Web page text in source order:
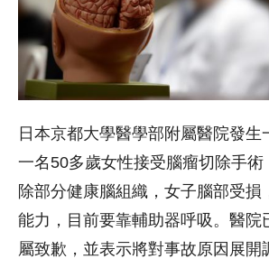
日本京都大學醫學部附屬醫院發生
一名50多歲女性接受腦瘤切除手術
除部分健康腦組織，女子腦部受損
能力，目前要靠輔助器呼吸。醫院
屬致歉，並表示將對事故原因展開